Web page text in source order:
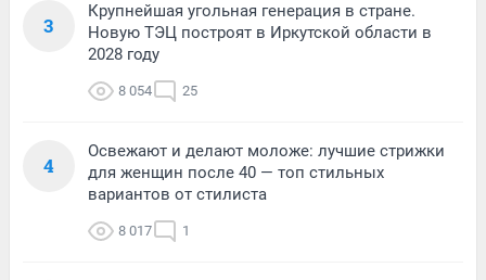
3
Крупнейшая угольная генерация в стране.
Новую ТЭЦ построят в Иркутской области в
2028 году
8 054 25
4
Освежают и делают моложе: лучшие стрижки
для женщин после 40 — топ стильных
вариантов от стилиста
8 017 1